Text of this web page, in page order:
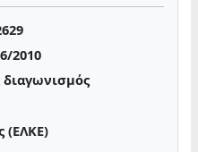
2010
διαγωνισμός
(ΕΛΚΕ)